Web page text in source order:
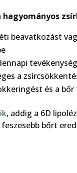
beavatkozást
a
és a bőr
, addig a 6D
bőrt